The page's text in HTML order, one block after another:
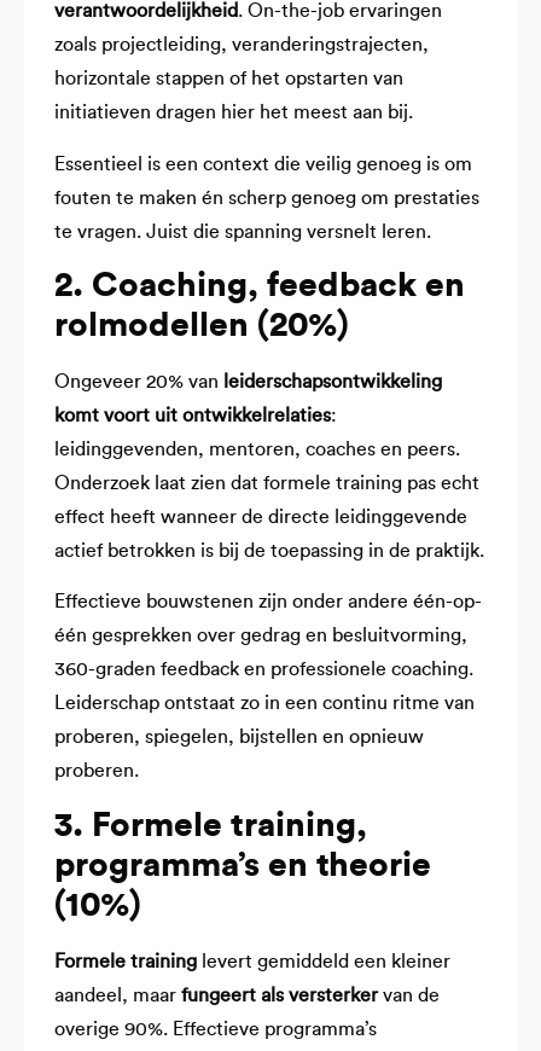
verantwoordelijkheid. On-the-job ervaringen
zoals projectleiding, veranderingstrajecten,
horizontale stappen of het opstarten van
initiatieven dragen hier het meest aan bij.
Essentieel is een context die veilig genoeg is om
fouten te maken én scherp genoeg om prestaties
te vragen. Juist die spanning versnelt leren.
2. Coaching, feedback en
rolmodellen (20%)
Ongeveer 20% van leiderschapsontwikkeling
komt voort uit ontwikkelrelaties:
leidinggevenden, mentoren, coaches en peers.
Onderzoek laat zien dat formele training pas echt
effect heeft wanneer de directe leidinggevende
actief betrokken is bij de toepassing in de praktijk.
Effectieve bouwstenen zijn onder andere één-op-
één gesprekken over gedrag en besluitvorming,
360-graden feedback en professionele coaching.
Leiderschap ontstaat zo in een continu ritme van
proberen, spiegelen, bijstellen en opnieuw
proberen.
3. Formele training,
programma’s en theorie
(10%)
Formele training levert gemiddeld een kleiner
aandeel, maar fungeert als versterkervan de
overige 90%. Effectieve programma’s